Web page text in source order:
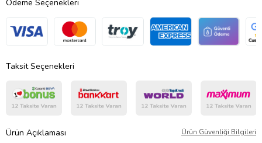
Ödeme Seçenekleri
Taksit Seçenekleri
Ürün Açıklaması Ürün Güvenliği Bilgileri